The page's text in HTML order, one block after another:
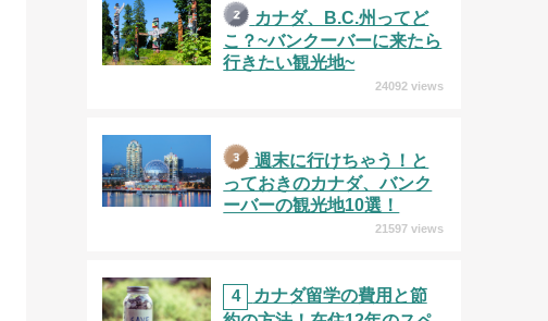
カナダ、B.C.州ってど
こ？~バンクーバーに来たら
行きたい観光地~
24092 views
週末に行けちゃう！と
っておきのカナダ、バンク
ーバーの観光地10選！
21597 views
4
カナダ留学の費用と節